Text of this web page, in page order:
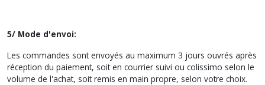
5/ Mode d'envoi:
Les commandes sont envoyés au maximum 3 jours ouvrés après
réception du paiement, soit en courrier suivi ou colissimo selon le
volume de l'achat, soit remis en main propre, selon votre choix.